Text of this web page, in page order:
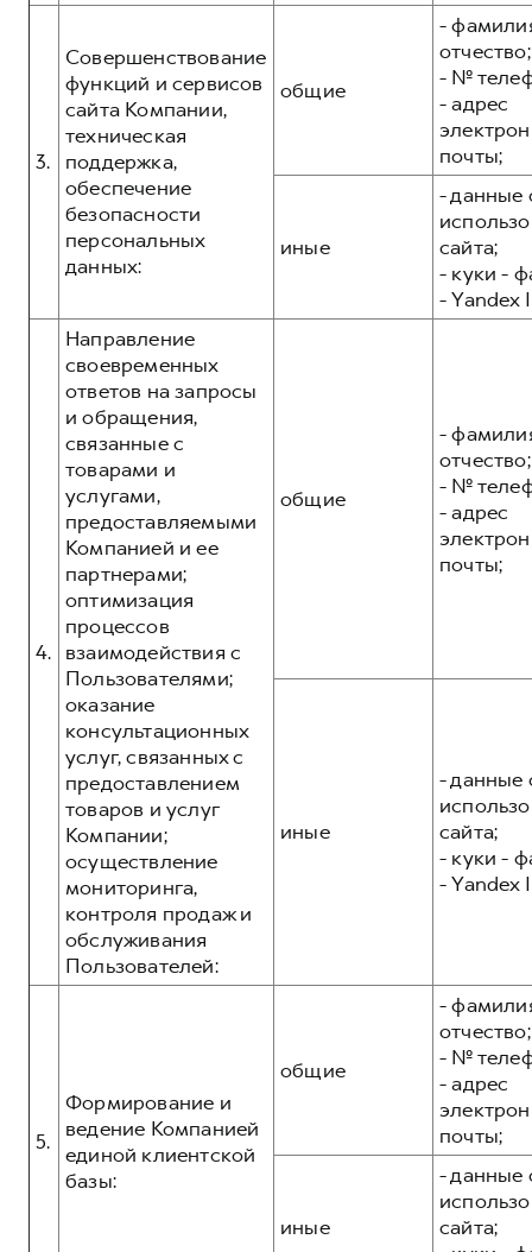
3.
Совершенствование
функций и сервисов
сайта Компании,
техническая
поддержка,
обеспечение
безопасности
персональных
данных:
общие
-
отчество;
- №
- адрес
почты;
иные
- данные
сайта;
- куки -
- Yandex
4.
Направление
своевременных
ответов на запросы
и обращения,
связанные с
товарами и
услугами,
предоставляемыми
Компанией и ее
партнерами;
оптимизация
процессов
взаимодействия с
Пользователями;
оказание
консультационных
услуг, связанных с
предоставлением
товаров и услуг
Компании;
осуществление
мониторинга,
контроля продаж и
обслуживания
Пользователей:
общие
-
отчество;
- №
- адрес
почты;
иные
- данные
сайта;
- куки -
- Yandex
5.
Формирование и
ведение Компанией
единой клиентской
базы:
общие
-
отчество;
- №
- адрес
почты;
иные
- данные
сайта;